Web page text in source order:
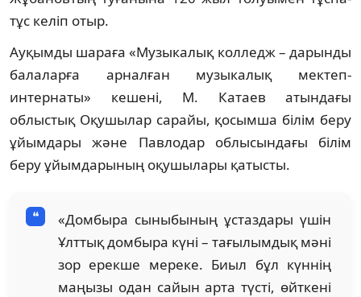
тұс келіп отыр.
Ауқымды шараға «Музыкалық колледж – дарынды
балаларға арналған музыкалық мектеп-
интернаты» кешені, М. Катаев атындағы
облыстық Оқушылар сарайы, қосымша білім беру
ұйымдары және Павлодар облысындағы білім
беру ұйымдарының оқушылары қатысты.
«Домбыра сыныбының ұстаздары үшін
Ұлттық домбыра күні – тағылымдық мәні
зор ерекше мереке. Биыл бұл күннің
маңызы одан сайын арта түсті, өйткені